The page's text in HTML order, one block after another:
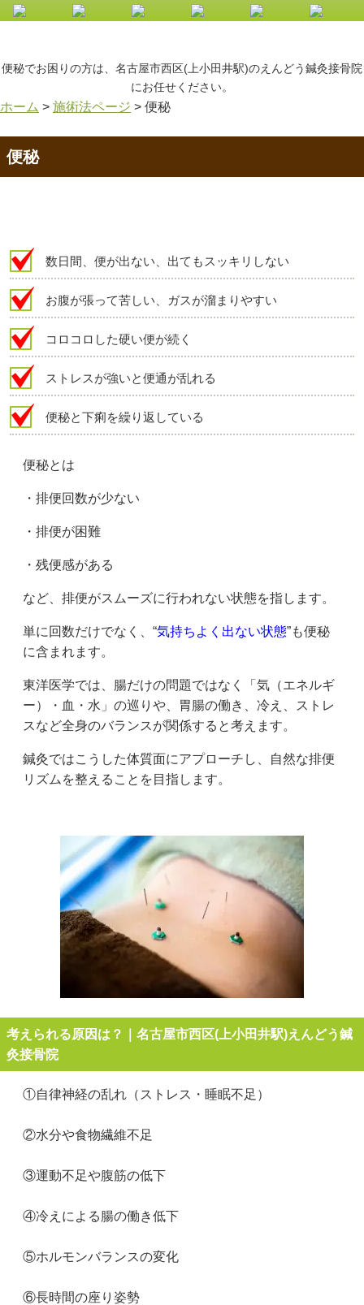
便秘でお困りの方は、名古屋市西区(上小田井駅)のえんどう鍼灸接骨院
にお任せください。
ホーム > 施術法ページ > 便秘
便秘
数日間、便が出ない、出てもスッキリしない
お腹が張って苦しい、ガスが溜まりやすい
コロコロした硬い便が続く
ストレスが強いと便通が乱れる
便秘と下痢を繰り返している
便秘とは
・排便回数が少ない
・排便が困難
・残便感がある
など、排便がスムーズに行われない状態を指します。
単に回数だけでなく、“気持ちよく出ない状態”も便秘
に含まれます。
東洋医学では、腸だけの問題ではなく「気（エネルギ
ー）・血・水」の巡りや、胃腸の働き、冷え、ストレ
スなど全身のバランスが関係すると考えます。
鍼灸ではこうした体質面にアプローチし、自然な排便
リズムを整えることを目指します。
考えられる原因は？｜名古屋市西区(上小田井駅)えんどう鍼
灸接骨院
①自律神経の乱れ（ストレス・睡眠不足）
②水分や食物繊維不足
③運動不足や腹筋の低下
④冷えによる腸の働き低下
⑤ホルモンバランスの変化
⑥長時間の座り姿勢